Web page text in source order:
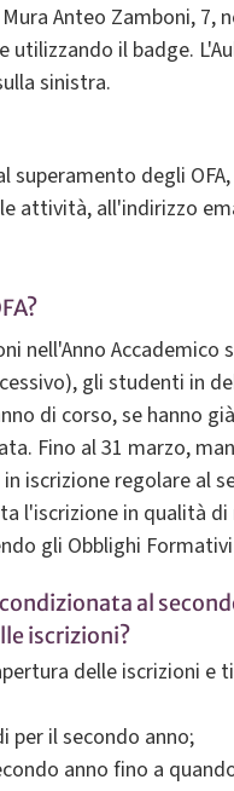
Anteo Zamboni,
utilizzando il badge.
sinistra.
superamento degli
attività, all'indirizzo
nell'Anno Accademico
gli studenti in
di corso, se hanno
Fino al 31 marzo,
iscrizione regolare al
l'iscrizione in qualità
gli Obblighi
al
iscrizioni?
delle iscrizioni e
per il secondo anno;
anno fino a